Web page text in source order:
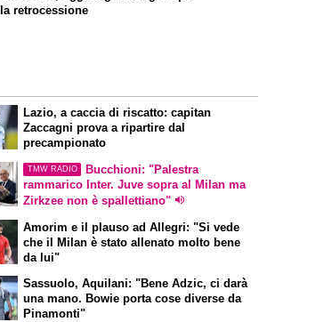
la retrocessione
Lazio, a caccia di riscatto: capitan
Zaccagni prova a ripartire dal
precampionato
TMW RADIO
Bucchioni: "Palestra
rammarico Inter. Juve sopra al Milan ma
Zirkzee non èspallettiano"
Amorim e il plauso ad Allegri: "Si vede
che il Milan è stato allenato molto bene
da lui"
Sassuolo, Aquilani: "Bene Adzic, ci darà
una mano. Bowie porta cose diverse da
Pinamonti"